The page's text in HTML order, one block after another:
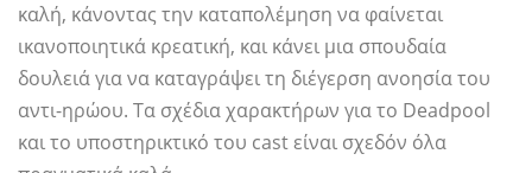
καλή, κάνοντας την καταπολέμηση να φαίνεται
ικανοποιητικά κρεατική, και κάνει μια σπουδαία
δουλειά για να καταγράψει τη διέγερση ανοησία του
αντι-ηρώου. Τα σχέδια χαρακτήρων για το Deadpool
και το υποστηρικτικό του cast είναι σχεδόν όλα